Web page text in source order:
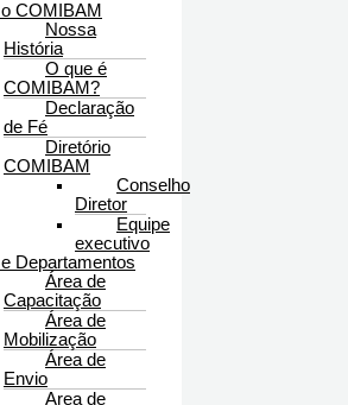
COMIBAM
Nossa
História
O que é
COMIBAM?
Declaração
de Fé
Diretório
COMIBAM
Conselho
Diretor
Equipe
executivo
Departamentos
Área de
Capacitação
Área de
Mobilização
Área de
Envio
Area de